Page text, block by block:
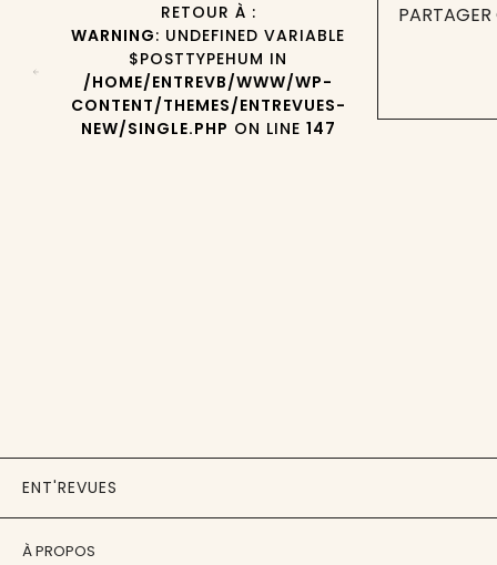
RETOUR À :
WARNING: UNDEFINED VARIABLE
$POSTTYPEHUM IN
/HOME/ENTREVB/WWW/WP-
CONTENT/THEMES/ENTREVUES-
NEW/SINGLE.PHP ON LINE 147
ENT'REVUES
À PROPOS